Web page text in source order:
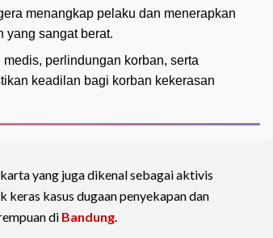
menangkap pelaku dan menerapkan
yang sangat berat.
perlindungan korban, serta
keadilan bagi korban kekerasan
yang juga dikenal sebagai aktivis
keras kasus dugaan penyekapan dan
di Bandung.